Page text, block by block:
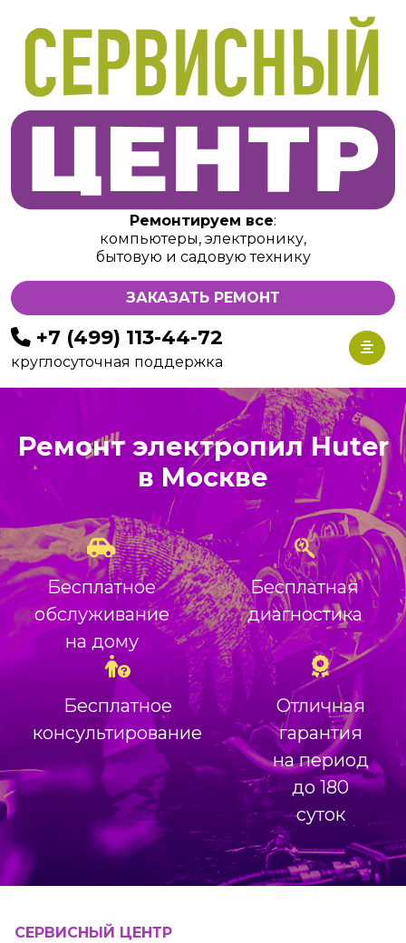
Ремонтируем все:
компьютеры, электронику,
бытовую и садовую технику
ЗАКАЗАТЬ РЕМОНТ
+7 (499) 113-44-72
круглосуточная поддержка
Ремонт электропил Huter
в Москве
Бесплатное
обслуживание
на дому
Бесплатная
диагностика
Бесплатное
консультирование
Отличная
гарантия
на период
до 180
суток
СЕРВИСНЫЙ ЦЕНТР